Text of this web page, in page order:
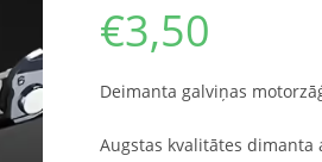
€3,50
Deimanta galviņas
Augstas kvalitātes dimanta